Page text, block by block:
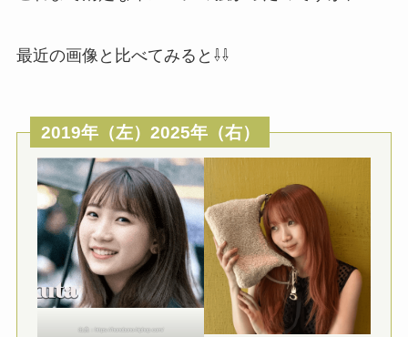
最近の画像と比べてみると⇩⇩
2019年（左）2025年（右）
出典：https://honobono-hiphop.com/